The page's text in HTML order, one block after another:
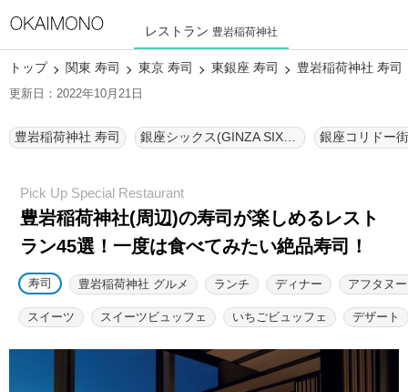
レストラン 豊岩稲荷神社
トップ 関東 寿司 東京 寿司 東銀座 寿司 豊岩稲荷神社 寿司
更新日：2022年10月21日
豊岩稲荷神社 寿司 銀座コリドー
豊岩稲荷神社(周辺)の寿司が楽しめるレスト
ラン45選！ 一度は食べてみたい絶品寿司！
寿司 豊岩稲荷神社 グルメ ランチ ディナー アフタヌ
スイーツ スイーツビュッフェ いちごビュッフェ デザート